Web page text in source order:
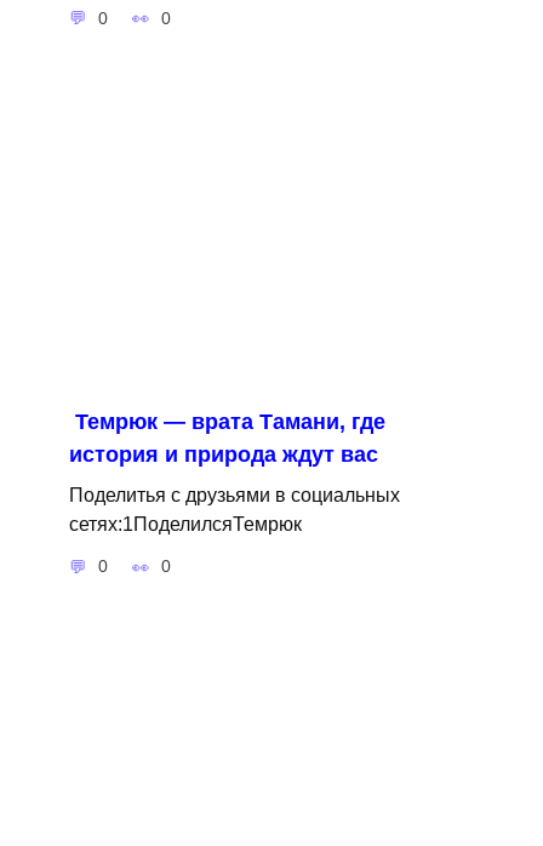
0 0
Темрюк — врата Тамани, где
история и природа ждут вас
Поделитья с друзьями в социальных
сетях:1ПоделилсяТемрюк
0 0